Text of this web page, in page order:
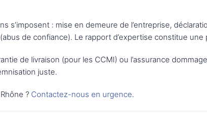
s’imposent : mise en demeure de l’entreprise,
de confiance). Le rapport d’expertise constitue
de livraison (pour les CCMI) ou l’assurance
juste.
? Contactez-nous en urgence.